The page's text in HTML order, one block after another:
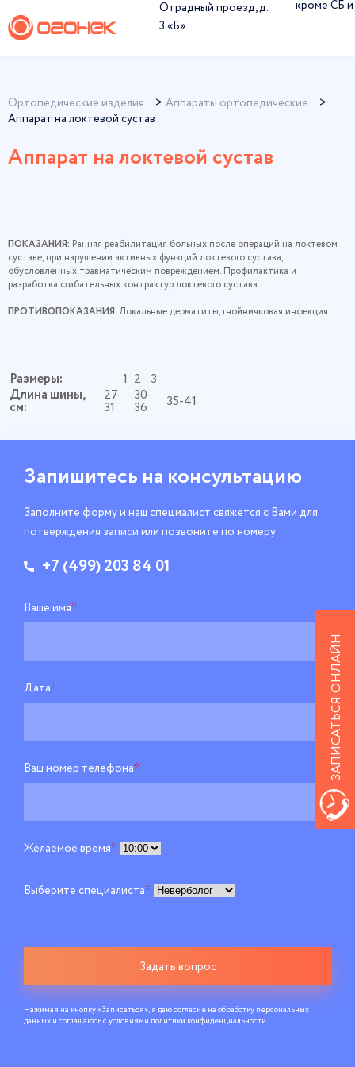
Отрадный проезд, д.
3 «Б»
кроме СБ
Ортопедические изделия
Аппараты ортопедические
Аппарат на локтевой сустав
Аппарат на локтевой сустав
ПОКАЗАНИЯ: Ранняя реабилитация больных после операций на локтевом
суставе, при нарушении активных функций локтевого сустава,
обусловленных травматическим повреждением. Профилактика и
разработка сгибательных контрактур локтевого сустава.
ПРОТИВОПОКАЗАНИЯ: Локальные дерматиты, гнойничковая инфекция.
Размеры: 1 2
3
Длина шины,
см:
27-
31
30-
36 35-41
Запишитесь на консультацию
Заполните форму и наш специалист свяжется с Вами для
потверждения записи или позвоните по номеру
+7 (499) 203 84 01
Ваше имя*
Дата*
Ваш номер телефона*
Желаемое время*
Выберите специалиста*
Задать вопрос
Нажимая на кнопку «Записаться», я даю согласие на обработку персональных
данных и соглашаюсь c условиями политики конфиденциальности.
ЗАПИСАТЬСЯ ОНЛАЙН